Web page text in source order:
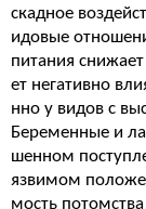
скадное
идовые
питания
ет негативно
нно у видов с
Беременные и
шенном
язвимом
мость